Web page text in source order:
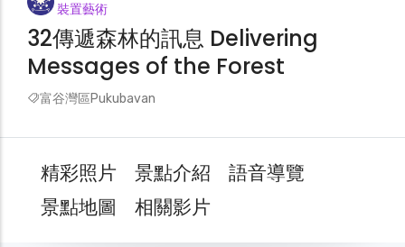
裝置藝術
32傳遞森林的訊息 Delivering
Messages of the Forest
富谷灣區Pukubavan
精彩照片 景點介紹
語音導覽
景點地圖
相關影片